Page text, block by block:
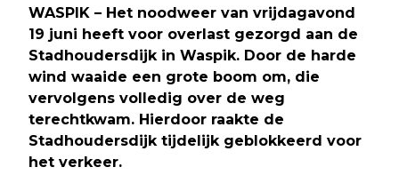
WASPIK – Het noodweer van vrijdagavond
19 juni heeft voor overlast gezorgd aan de
Stadhoudersdijk in Waspik. Door de harde
wind waaide een grote boom om, die
vervolgens volledig over de weg
terechtkwam. Hierdoor raakte de
Stadhoudersdijk tijdelijk geblokkeerd voor
het verkeer.